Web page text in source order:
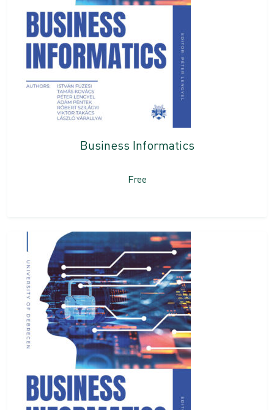
Business Informatics
Free